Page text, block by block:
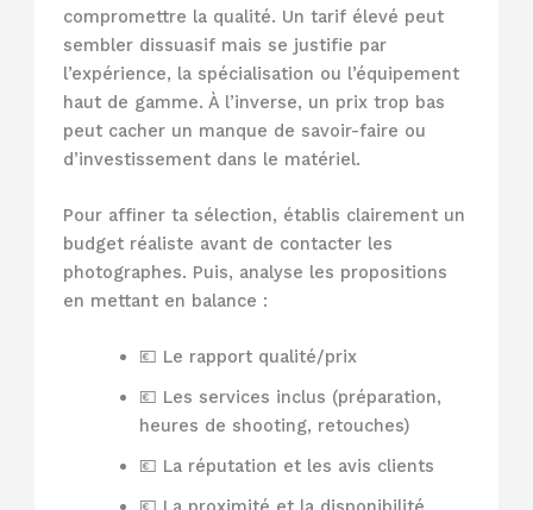
compromettre la qualité. Un tarif élevé peut
sembler dissuasif mais se justifie par
l’expérience, la spécialisation ou l’équipement
haut de gamme. À l’inverse, un prix trop bas
peut cacher un manque de savoir-faire ou
d’investissement dans le matériel.
Pour affiner ta sélection, établis clairement un
budget réaliste avant de contacter les
photographes. Puis, analyse les propositions
en mettant en balance :
💶 Le rapport qualité/prix
💶 Les services inclus (préparation,
heures de shooting, retouches)
💶 La réputation et les avis clients